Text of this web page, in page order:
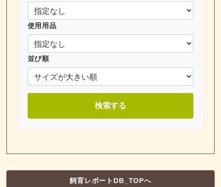
使用用品
並び順
検索する
飼育レポートDB_TOPへ